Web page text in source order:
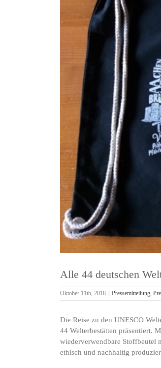
Alle 44 deutschen
Oktober 11th, 2018 | Pressemitteilung
Die Reise zu den UNESCO
44 Welterbestätten präsentiert.
wiederverwendbare Stoffbeutel
ethisch und nachhaltig